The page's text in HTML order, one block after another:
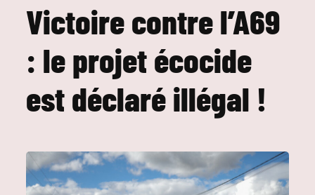
Victoire contre l’A69
: le projet écocide
est déclaré illégal !